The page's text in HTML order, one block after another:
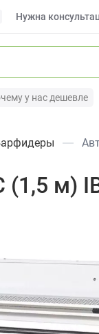
Нужна
у нас дешевле
(1,5 м)